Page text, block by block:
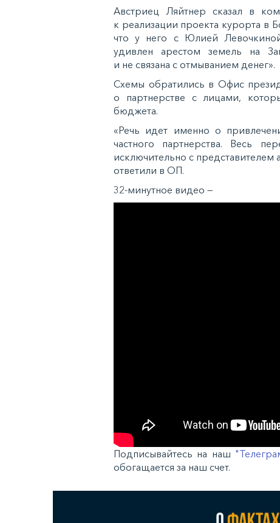
Австриец Ляйтнер сказал в
к реализации проекта курорта в
что у него с Юлией
удивлен арестом земель на
и не связана с отмыванием денег».
Схемы обратились в Офис
о партнерстве с лицами,
бюджета.
«Речь идет именно о
частного партнерства. Весь
исключительно с представителем
ответили в ОП.
32-минутное видео —
Подписывайтесь на наш
обогащается за наш счет.